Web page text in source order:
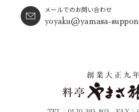
メールでのお問い合わせ
yoyaku@yamasa-